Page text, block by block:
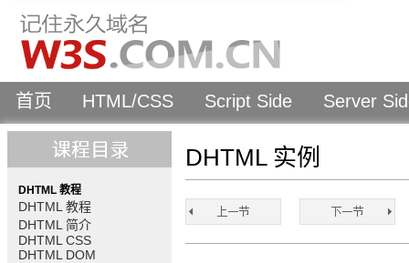
首页 HTML/CSS Script Side Server
DHTML 教程
DHTML 教程
DHTML 简介
DHTML CSS
DHTML DOM
DHTML 实例